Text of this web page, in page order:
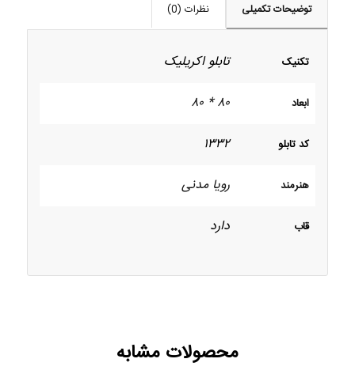
توضیحات تکمیلی نظرات (0)
تکنیک تابلو اکریلیک
ابعاد ۸۰ * ۸۰
کد تابلو ۱۳۳۲
هنرمند رویا مدنی
قاب دارد
محصولات مشابه